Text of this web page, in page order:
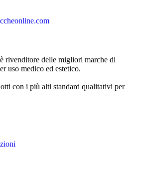
rivenditore delle migliori marche di
uso medico ed estetico.
con i più alti standard qualitativi per